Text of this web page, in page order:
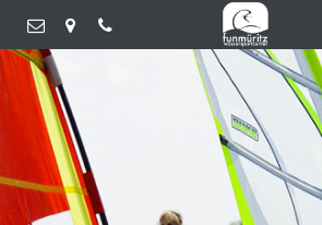
Windsurfen
Katamaransegeln
Jollensegeln
Kanu
Stand Up Paddeln